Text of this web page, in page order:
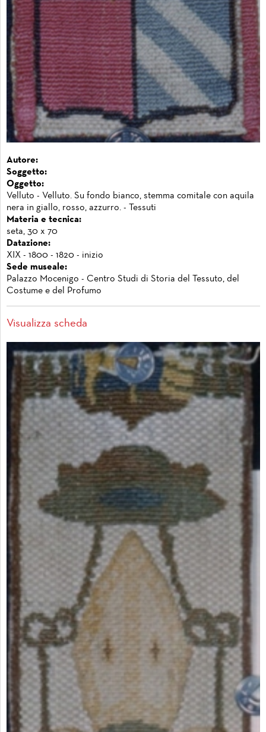
Autore:
Soggetto:
Oggetto:
Velluto - Velluto. Su fondo bianco, stemma comitale con aquila
nera in giallo, rosso, azzurro. - Tessuti
Materia e tecnica:
seta, 30 x 70
Datazione:
XIX - 1800 - 1820 - inizio
Sede museale:
Palazzo Mocenigo - Centro Studi di Storia del Tessuto, del
Costume e del Profumo
Visualizza scheda